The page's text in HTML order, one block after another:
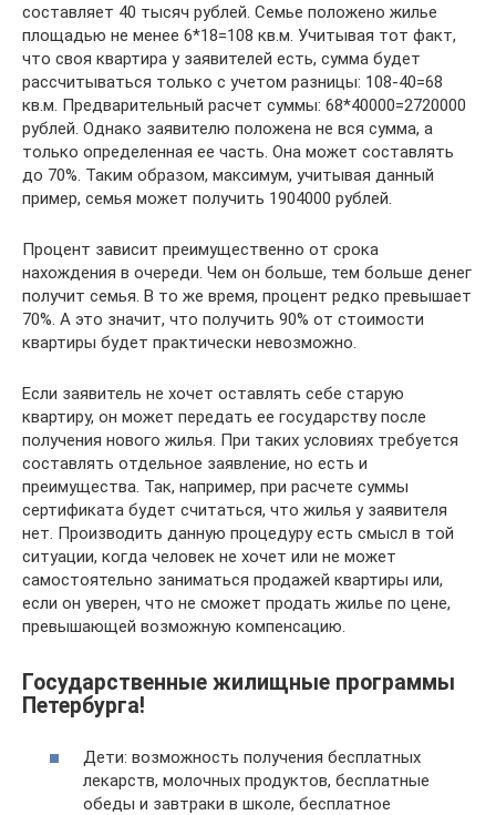
составляет 40 тысяч рублей. Семье положено жилье
площадью не менее 6*18=108 кв.м. Учитывая тот факт,
что своя квартира у заявителей есть, сумма будет
рассчитываться только с учетом разницы: 108-40=68
кв.м. Предварительный расчет суммы: 68*40000=2720000
рублей. Однако заявителю положена не вся сумма, а
только определенная ее часть. Она может составлять
до 70%. Таким образом, максимум, учитывая данный
пример, семья может получить 1904000 рублей.
Процент зависит преимущественно от срока
нахождения в очереди. Чем он больше, тем больше денег
получит семья. В то же время, процент редко превышает
70%. А это значит, что получить 90% от стоимости
квартиры будет практически невозможно.
Если заявитель не хочет оставлять себе старую
квартиру, он может передать ее государству после
получения нового жилья. При таких условиях требуется
составлять отдельное заявление, но есть и
преимущества. Так, например, при расчете суммы
сертификата будет считаться, что жилья у заявителя
нет. Производить данную процедуру есть смысл в той
ситуации, когда человек не хочет или не может
самостоятельно заниматься продажей квартиры или,
если он уверен, что не сможет продать жилье по цене,
превышающей возможную компенсацию.
Государственные жилищные программы
Петербурга!
Дети: возможность получения бесплатных
лекарств, молочных продуктов, бесплатные
обеды и завтраки в школе, бесплатное